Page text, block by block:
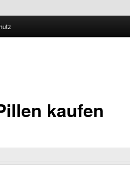
Technologie
kaufen